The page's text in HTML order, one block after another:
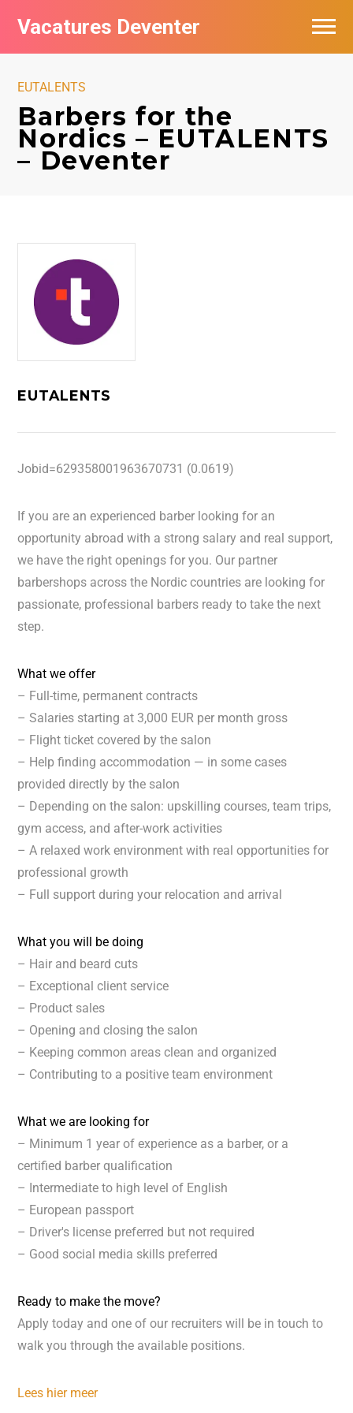
Vacatures Deventer
EUTALENTS
Barbers for the
Nordics – EUTALENTS
– Deventer
EUTALENTS
Jobid=629358001963670731 (0.0619)
If you are an experienced barber looking for an
opportunity abroad with a strong salary and real support,
we have the right openings for you. Our partner
barbershops across the Nordic countries are looking for
passionate, professional barbers ready to take the next
step.
What we offer
– Full-time, permanent contracts
– Salaries starting at 3,000 EUR per month gross
– Flight ticket covered by the salon
– Help finding accommodation — in some cases
provided directly by the salon
– Depending on the salon: upskilling courses, team trips,
gym access, and after-work activities
– A relaxed work environment with real opportunities for
professional growth
– Full support during your relocation and arrival
What you will be doing
– Hair and beard cuts
– Exceptional client service
– Product sales
– Opening and closing the salon
– Keeping common areas clean and organized
– Contributing to a positive team environment
What we are looking for
– Minimum 1 year of experience as a barber, or a
certified barber qualification
– Intermediate to high level of English
– European passport
– Driver's license preferred but not required
– Good social media skills preferred
Ready to make the move?
Apply today and one of our recruiters will be in touch to
walk you through the available positions.
Lees hier meer
Vacatures per bedrijf in Deventer
Nieuwsbrief feed